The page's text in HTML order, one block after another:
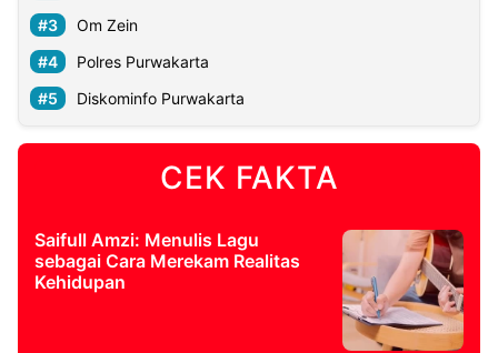
Om Zein
Polres Purwakarta
Diskominfo Purwakarta
CEK FAKTA
Saifull Amzi: Menulis Lagu
sebagai Cara Merekam Realitas
Kehidupan